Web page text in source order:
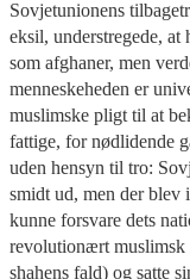
Sovjetunionens
eksil, understregede, at
som afghaner, men
menneskeheden er
muslimske pligt til at
fattige, for nødlidende
uden hensyn til tro:
smidt ud, men der blev
kunne forsvare dets
revolutionært muslimsk
shahens fald) og satte